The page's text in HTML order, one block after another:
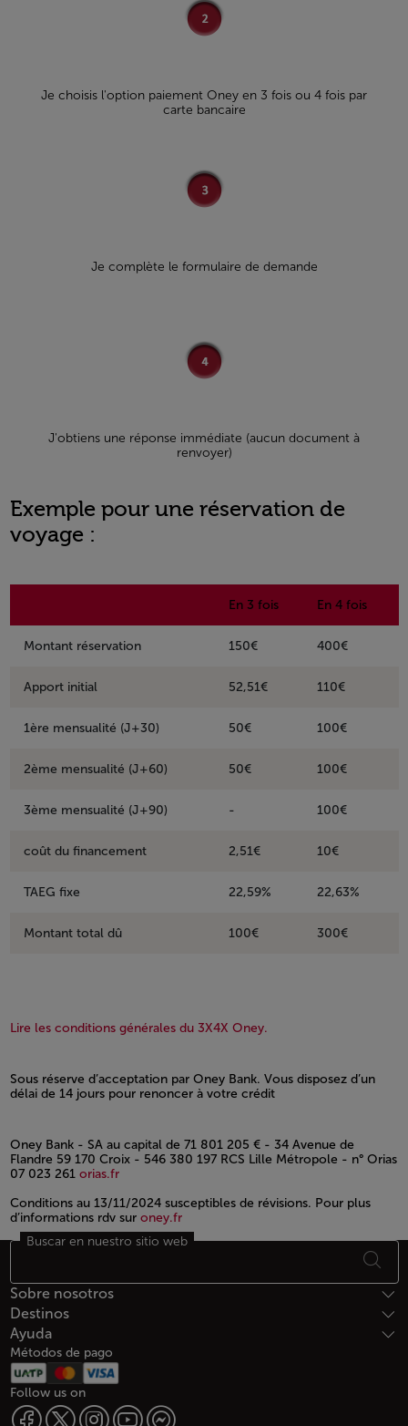
Je choisis l'option paiement Oney en 3 fois ou 4 fois par
carte bancaire
Je complète le formulaire de demande
J'obtiens une réponse immédiate (aucun document à
renvoyer)
Exemple pour une réservation de
voyage :
En 3 fois En 4 fois
Montant réservation 150€ 400€
Apport initial 52,51€ 110€
1ère mensualité (J+30) 50€ 100€
2ème mensualité (J+60) 50€ 100€
3ème mensualité (J+90) - 100€
coût du financement 2,51€ 10€
TAEG fixe 22,59% 22,63%
Montant total dû 100€ 300€
Open in a new window
Lire les conditions générales du 3X4X Oney.Open in a new window
Sous réserve d’acceptation par Oney Bank. Vous disposez d’un
délai de 14 jours pour renoncer à votre crédit
Oney Bank - SA au capital de 71 801 205 € - 34 Avenue de
Flandre 59 170 Croix - 546 380 197 RCS Lille Métropole - n° Orias
07 023 261 orias.fr
Conditions au 13/11/2024 susceptibles de révisions. Pour plus
d’informations rdv sur oney.fr
Open in a new window
Footer Mapa del sitio
Buscar en nuestro sitio web
Sobre nosotros
Destinos
Ayuda
Métodos de pago
Follow us on